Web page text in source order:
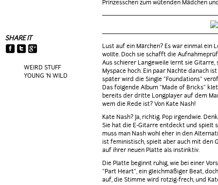
MOVIE
RIFFS
TALK
WEIRD STUFF
YOUNG 'N WILD
SHARE IT
Prinzesschen zum wütenden Mädchen
Lust auf ein Märchen? Es war einmal ein
wollte. Doch sie schafft die
Aus schierer Langeweile lernt sie
Myspace hoch. Ein paar Nächte danach
später wird die Single "Foundations"
Das folgende Album "Made of Bricks"
bereits der dritte Longplayer auf dem
wem die Rede ist? Von Kate Nash!
Kate Nash? Ja, richtig. Pop irgendwie.
Sie hat die E-Gitarre entdeckt und spielt
muss man Nash wohl eher in den
ist feministisch, spielt aber auch mit den
auf ihrer neuen Platte als instinktiv.
Die Platte beginnt ruhig, wie bei einer
"Part Heart", ein gleichmäßiger Beat,
auf, die Stimme wird rotzig-frech, und